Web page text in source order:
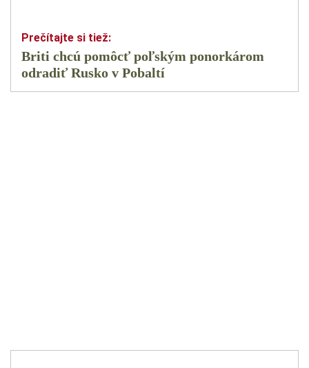
Briti chcú pomôcť poľským ponorkárom
odradiť Rusko v Pobaltí